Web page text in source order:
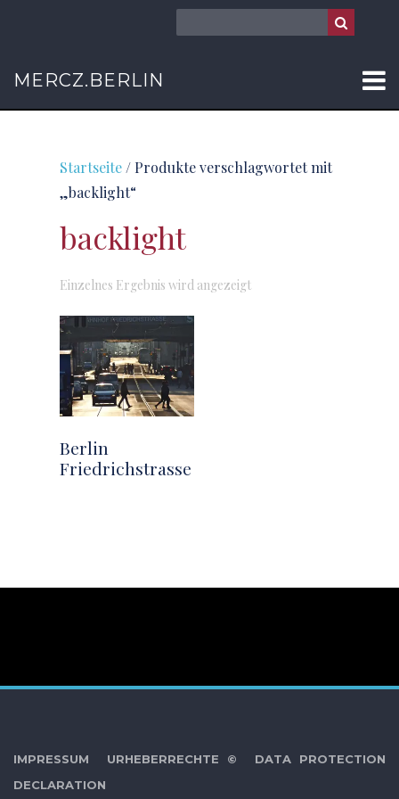
MERCZ.BERLIN
Startseite / Produkte verschlagwortet mit
„backlight“
backlight
Einzelnes Ergebnis wird angezeigt
Berlin
Friedrichstrasse
IMPRESSUM URHEBERRECHTE ©
DATA PROTECTION
DECLARATION